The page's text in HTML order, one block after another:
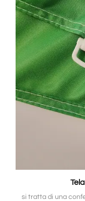
si tratta di una